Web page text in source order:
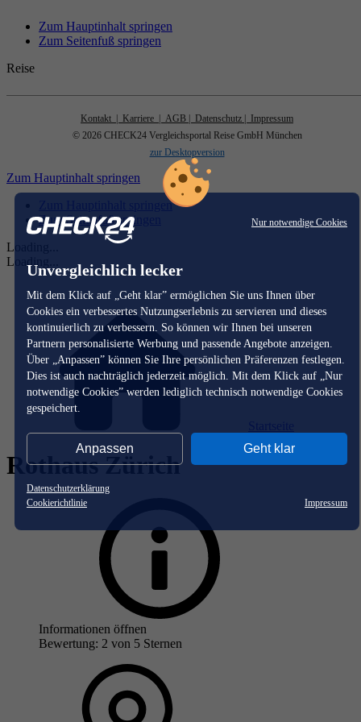
Nur notwendige Cookies
Unvergleichlich lecker
Mit dem Klick auf „Geht klar” ermöglichen Sie uns Ihnen über
Cookies ein verbessertes Nutzungserlebnis zu servieren und dieses
kontinuierlich zu verbessern. So können wir Ihnen bei unseren
Partnern personalisierte Werbung und passende Angebote anzeigen.
Über „Anpassen” können Sie Ihre persönlichen Präferenzen festlegen.
Dies ist auch nachträglich jederzeit möglich. Mit dem Klick auf „Nur
notwendige Cookies” werden lediglich technisch notwendige Cookies
gespeichert.
Anpassen Geht klar
Datenschutzerklärung
Cookierichtlinie
Impressum
Zum Hauptinhalt springen
Zum Seitenfuß springen
Reise
Kontakt | Karriere | AGB | Datenschutz
| Impressum
© 2026 CHECK24 Vergleichsportal Reise GmbH München
zur Desktopversion
Zum Hauptinhalt springen
Zum Hauptinhalt springen
Zum Seitenfuß springen
Loading...
Loading...
Rothaus Zürich
Informationen öffnen
Bewertung: 2 von 5 Sternen